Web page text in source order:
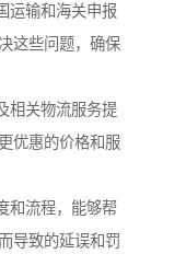
运输和海关申报
这些问题，确保
相关物流服务提
优惠的价格和服
和流程，能够帮
导致的延误和罚